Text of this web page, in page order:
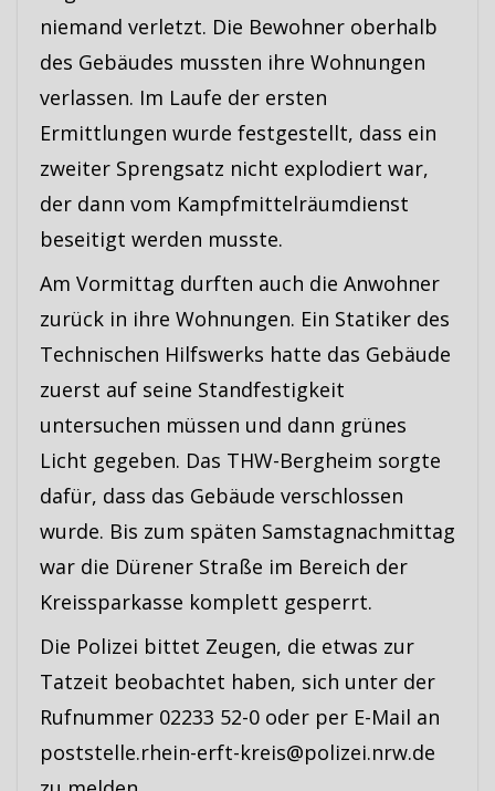
niemand verletzt. Die Bewohner oberhalb
des Gebäudes mussten ihre Wohnungen
verlassen. Im Laufe der ersten
Ermittlungen wurde festgestellt, dass ein
zweiter Sprengsatz nicht explodiert war,
der dann vom Kampfmittelräumdienst
beseitigt werden musste.
Am Vormittag durften auch die Anwohner
zurück in ihre Wohnungen. Ein Statiker des
Technischen Hilfswerks hatte das Gebäude
zuerst auf seine Standfestigkeit
untersuchen müssen und dann grünes
Licht gegeben. Das THW-Bergheim sorgte
dafür, dass das Gebäude verschlossen
wurde. Bis zum späten Samstagnachmittag
war die Dürener Straße im Bereich der
Kreissparkasse komplett gesperrt.
Die Polizei bittet Zeugen, die etwas zur
Tatzeit beobachtet haben, sich unter der
Rufnummer 02233 52-0 oder per E-Mail an
poststelle.rhein-erft-kreis@polizei.nrw.de